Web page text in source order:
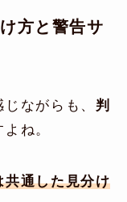
方と警告サ
ながらも、 判
ね。
共通した見分け